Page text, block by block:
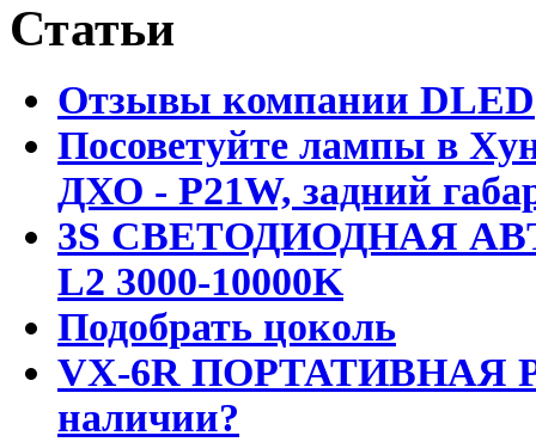
Статьи
Отзывы компании DLED
Посоветуйте лампы в
ДХО - P21W, задний
3S СВЕТОДИОДНАЯ
L2 3000-10000K
Подобрать цоколь
VX-6R ПОРТАТИВНАЯ
наличии?